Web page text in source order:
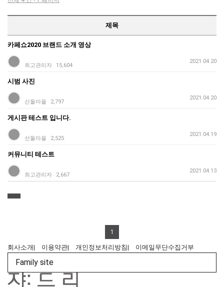
제목
카페쇼2020 브랜드 소개 영상
최고관리자 15,604
2021.04.20
시범 사진
선돌마을 2,797
2021.04.20
게시판 테스트 입니다.
선돌마을 2,525
2021.04.19
커뮤니티 테스트
최고관리자 2,667
2021.04.13
1
회사소개| 이용약관| 개인정보처리방침| 이메일무단수집거부
Family site